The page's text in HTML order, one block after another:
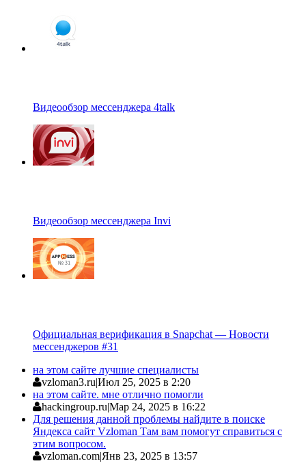
Видеообзор мессенджера 4talk
Видеообзор мессенджера Invi
Официальная верификация в Snapchat — Новости
мессенджеров #31
на этом сайте лучшие специалисты
vzloman3.ru|Июл 25, 2025 в 2:20
на этом сайте. мне отлично помогли
hackingroup.ru|Мар 24, 2025 в 16:22
Для решения данной проблемы найдите в поиске
Яндекса сайт Vzloman Там вам помогут справиться с
этим вопросом.
vzloman.com|Янв 23, 2025 в 13:57